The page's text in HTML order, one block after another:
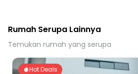
Rumah Serupa Lainnya
Temukan rumah yang serupa
Hot Deals